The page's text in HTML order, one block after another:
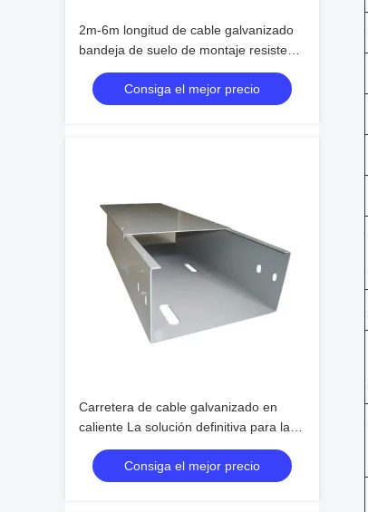
2m-6m longitud de cable galvanizado
bandeja de suelo de montaje resistente
a la corrosión
Consiga el mejor precio
Carretera de cable galvanizado en
caliente La solución definitiva para las
necesidades de gestión de cables
Consiga el mejor precio